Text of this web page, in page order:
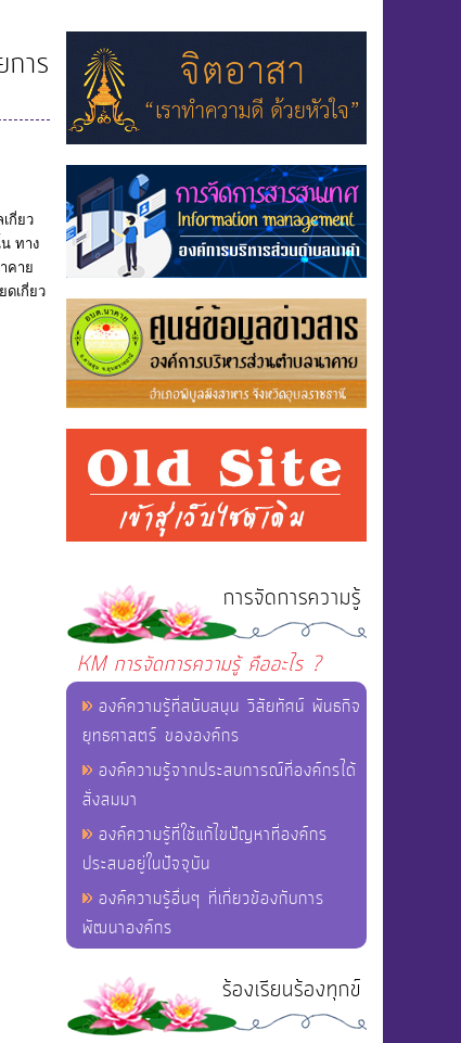
าร
กี่ยว
ทาง
คาย
ดเกี่ยว
การจัดการความรู้
KM การจัดการความรู้ คืออะไร ?
องค์ความรู้ที่สนับสนุน วิสัยทัศน์ พันธกิจ
ยุทธศาสตร์ ขององค์กร
องค์ความรู้จากประสบการณ์ที่องค์กรได้
สั่งสมมา
องค์ความรู้ที่ใช้แก้ไขปัญหาที่องค์กร
ประสบอยู่ในปัจจุบัน
องค์ความรู้อื่นๆ ที่เกี่ยวข้องกับการ
พัฒนาองค์กร
ร้องเรียนร้องทุกข์